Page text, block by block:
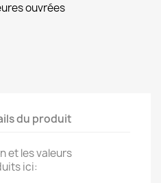
ouvrées
du produit
et les valeurs
ici: